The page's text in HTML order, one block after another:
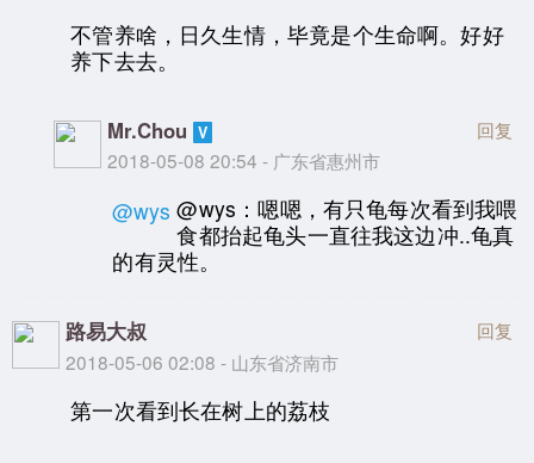
不管养啥，日久生情，毕竟是个生命啊。好好
养下去去。
Mr.Chou
2018-05-08 20:54 - 广东省惠州市
回复
@wys @wys：嗯嗯，有只龟每次看到我喂
食都抬起龟头一直往我这边冲..龟真
的有灵性。
路易大叔
2018-05-06 02:08 - 山东省济南市
回复
第一次看到长在树上的荔枝